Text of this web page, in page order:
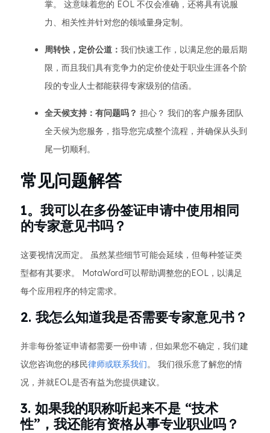
掌。 这意味着您的 EOL 不仅会准确，还将具有说服
力、相关性并针对您的领域量身定制。
周转快，定价公道： 我们快速工作，以满足您的最后期
限，而且我们具有竞争力的定价使处于职业生涯各个阶
段的专业人士都能获得专家级别的信函。
全天候支持：有问题吗？ 担心？ 我们的客户服务团队
全天候为您服务，指导您完成整个流程，并确保从头到
尾一切顺利。
常见问题解答
1。我可以在多份签证申请中使用相同
的专家意见书吗？
这要视情况而定。 虽然某些细节可能会延续，但每种签证类
型都有其要求。 MotaWord可以帮助调整您的EOL，以满足
每个应用程序的特定需求。
2. 我怎么知道我是否需要专家意见书？
并非每份签证申请都需要一份申请，但如果您不确定，我们建
议您咨询您的移民律师或联系我们。 我们很乐意了解您的情
况，并就EOL是否有益为您提供建议。
3. 如果我的职称听起来不是 “技术
性”，我还能有资格从事专业职业吗？